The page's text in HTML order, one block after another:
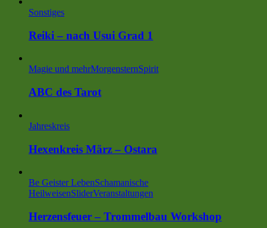
Sonstiges
Reiki – nach Usui Grad 1
Magie und mehrMorgensternSpirit
ABC des Tarot
Jahreskreis
Hexenkreis März – Ostara
Be Geister LebenSchamanische
HeilweisenSliderVeranstaltungen
Herzensfeuer – Trommelbau Workshop